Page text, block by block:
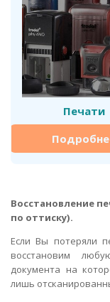
Печати
Восстановление
по оттиску).
Если Вы потеряли
восстановим
документа на
лишь